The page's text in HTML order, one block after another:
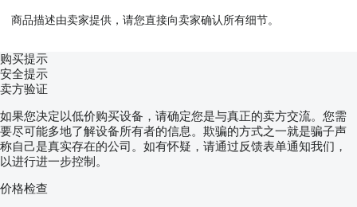
商品描述由卖家提供，请您直接向卖家确认所有细节。
购买提示
安全提示
卖方验证
如果您决定以低价购买设备，请确定您是与真正的卖方交流。您需
要尽可能多地了解设备所有者的信息。欺骗的方式之一就是骗子声
称自己是真实存在的公司。如有怀疑，请通过反馈表单通知我们，
以进行进一步控制。
价格检查